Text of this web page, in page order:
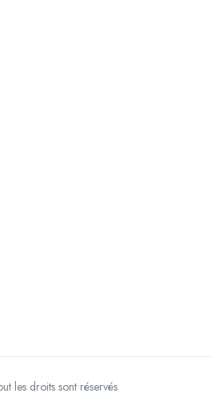
les droits sont réservés